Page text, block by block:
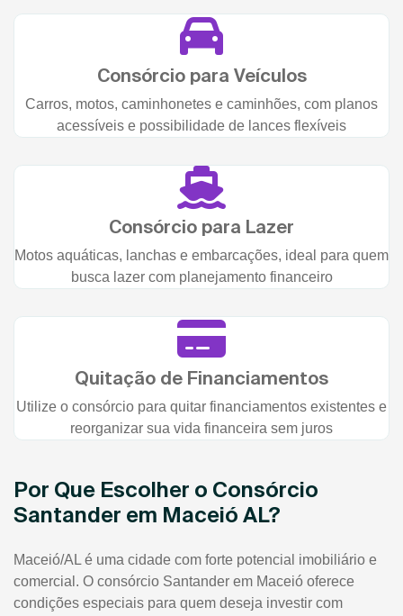
Consórcio para Veículos
Carros, motos, caminhonetes e caminhões, com planos
acessíveis e possibilidade de lances flexíveis
Consórcio para Lazer
Motos aquáticas, lanchas e embarcações, ideal para quem
busca lazer com planejamento financeiro
Quitação de Financiamentos
Utilize o consórcio para quitar financiamentos existentes e
reorganizar sua vida financeira sem juros
Por Que Escolher o Consórcio
Santander em Maceió AL?
Maceió/AL é uma cidade com forte potencial imobiliário e
comercial. O consórcio Santander em Maceió oferece
condições especiais para quem deseja investir com